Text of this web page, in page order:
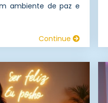
ambiente de paz e
Continue